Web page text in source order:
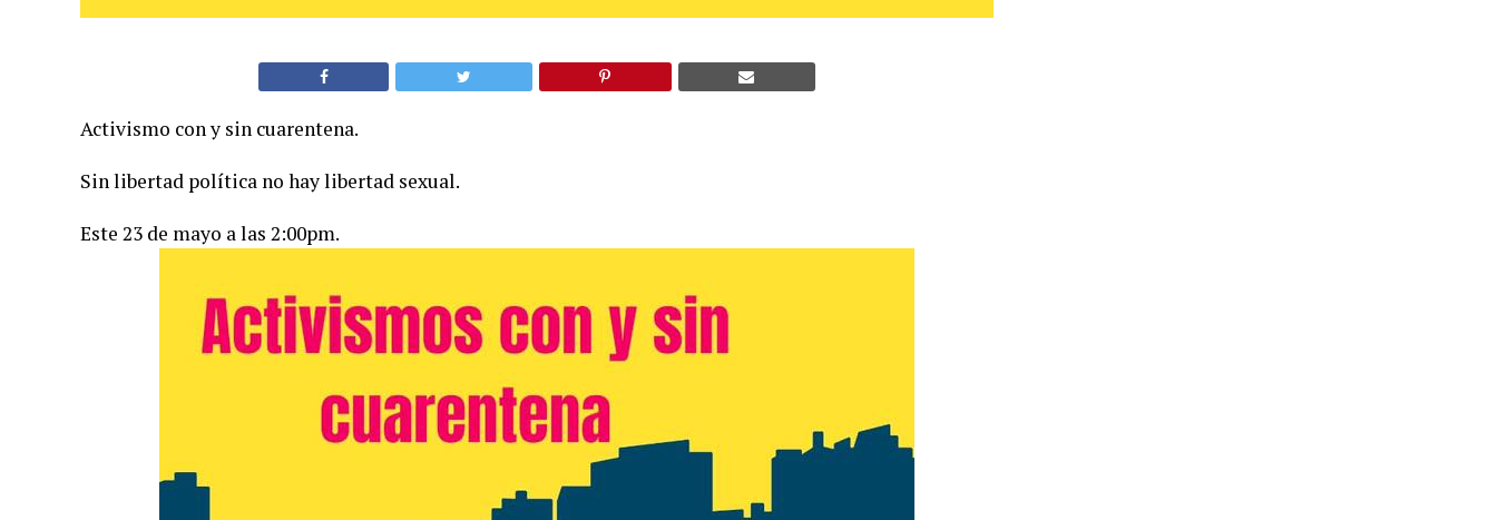
Activismo con y sin cuarentena.
Sin libertad política no hay libertad sexual.
Este 23 de mayo a las 2:00pm.